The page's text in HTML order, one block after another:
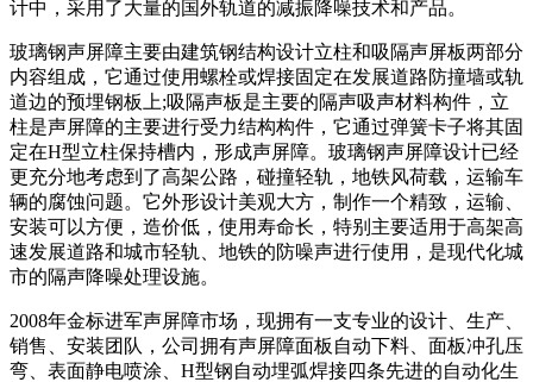
计中，采用了大量的国外轨道的减振降噪技术和产品。
玻璃钢声屏障主要由建筑钢结构设计立柱和吸隔声屏板两部分
内容组成，它通过使用螺栓或焊接固定在发展道路防撞墙或轨
道边的预埋钢板上;吸隔声板是主要的隔声吸声材料构件，立
柱是声屏障的主要进行受力结构构件，它通过弹簧卡子将其固
定在H型立柱保持槽内，形成声屏障。玻璃钢声屏障设计已经
更充分地考虑到了高架公路，碰撞轻轨，地铁风荷载，运输车
辆的腐蚀问题。它外形设计美观大方，制作一个精致，运输、
安装可以方便，造价低，使用寿命长，特别主要适用于高架高
速发展道路和城市轻轨、地铁的防噪声进行使用，是现代化城
市的隔声降噪处理设施。
2008年金标进军声屏障市场，现拥有一支专业的设计、生产、
销售、安装团队，公司拥有声屏障面板自动下料、面板冲孔压
弯、表面静电喷涂、H型钢自动埋弧焊接四条先进的自动化生